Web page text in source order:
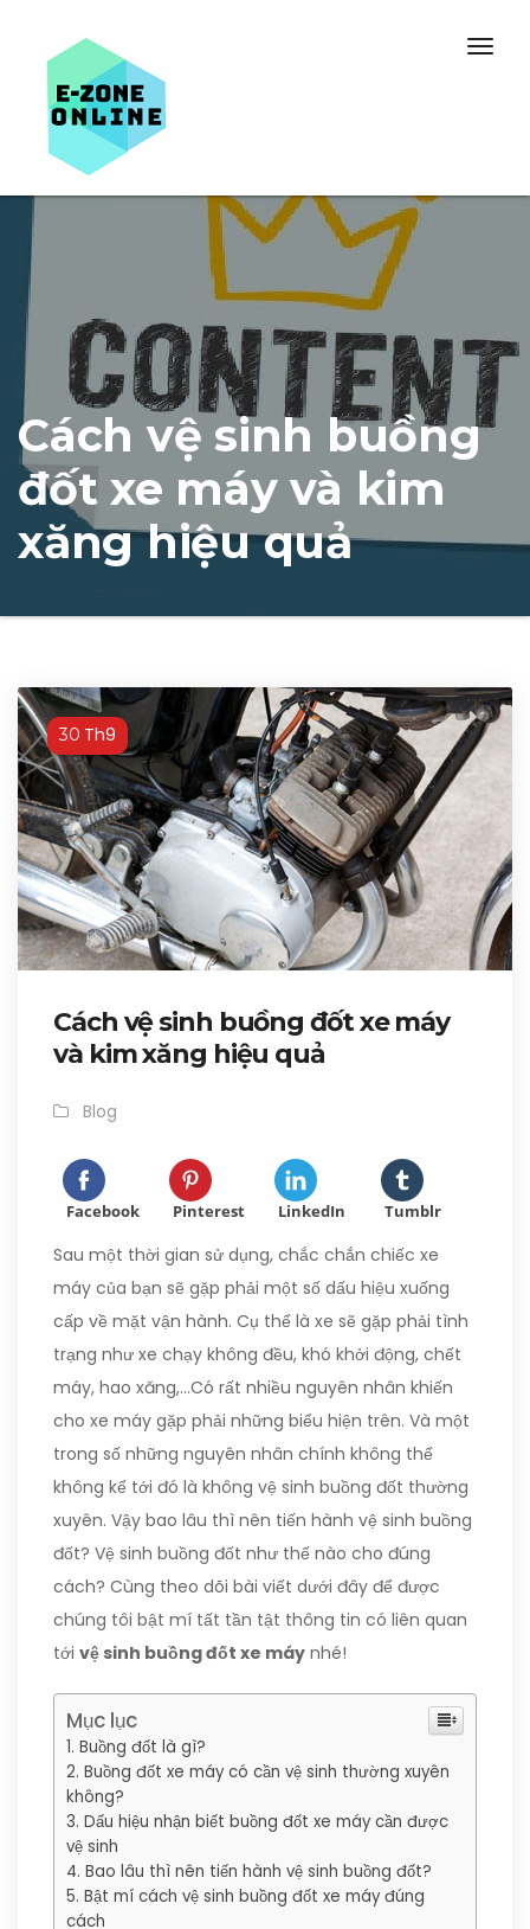
Cách vệ sinh buồng
đốt xe máy và kim
xăng hiệu quả
30 Th9
Cách vệ sinh buồng đốt xe máy
và kim xăng hiệu quả
Blog
Facebook Pinterest LinkedIn Tumblr
Sau một thời gian sử dụng, chắc chắn chiếc xe
máy của bạn sẽ gặp phải một số dấu hiệu xuống
cấp về mặt vận hành. Cụ thể là xe sẽ gặp phải tình
trạng như xe chạy không đều, khó khởi động, chết
máy, hao xăng,…Có rất nhiều nguyên nhân khiến
cho xe máy gặp phải những biểu hiện trên. Và một
trong số những nguyên nhân chính không thể
không kể tới đó là không vệ sinh buồng đốt thường
xuyên. Vậy bao lâu thì nên tiến hành vệ sinh buồng
đốt? Vệ sinh buồng đốt như thế nào cho đúng
cách? Cùng theo dõi bài viết dưới đây để được
chúng tôi bật mí tất tần tật thông tin có liên quan
tới vệ sinh buồng đốt xe máy nhé!
Mục lục
Buồng đốt là gì?
Buồng đốt xe máy có cần vệ sinh thường xuyên
không?
Dấu hiệu nhận biết buồng đốt xe máy cần được
vệ sinh
Bao lâu thì nên tiến hành vệ sinh buồng đốt?
Bật mí cách vệ sinh buồng đốt xe máy đúng
cách